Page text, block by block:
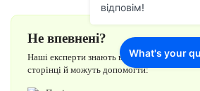
Не впевнені?
Наші експерти знають все про курси на цій
сторінці й можуть допомогти: